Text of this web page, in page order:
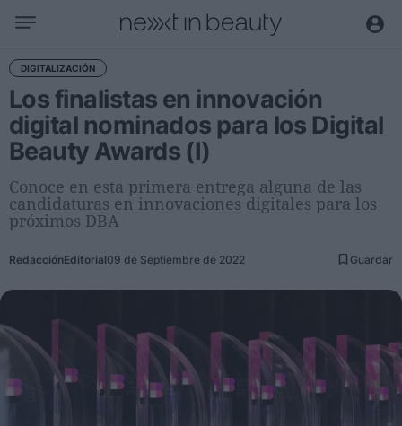
Negocio
Editorial
Actualidad
Economía y sector
Entrevistas a directivos
Ciencia y tecnología
Digitalización
DIGITALIZACIÓN
Los finalistas en innovación
digital nominados para los Digital
Beauty Awards (I)
Conoce en esta primera entrega alguna de las
candidaturas en innovaciones digitales para los
próximos DBA
RedacciónEditorial09 de Septiembre de 2022 Guardar